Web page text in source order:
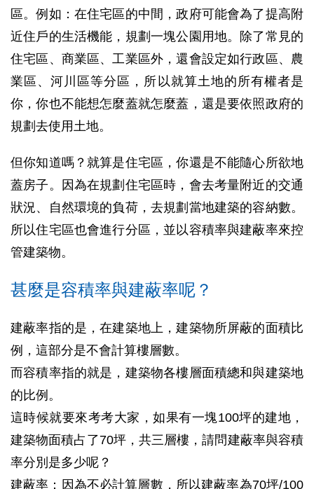
區。例如：在住宅區的中間，政府可能會為了提高附
近住戶的生活機能，規劃一塊公園用地。除了常見的
住宅區、商業區、工業區外，還會設定如行政區、農
業區、河川區等分區，所以就算土地的所有權者是
你，你也不能想怎麼蓋就怎麼蓋，還是要依照政府的
規劃去使用土地。
但你知道嗎？就算是住宅區，你還是不能隨心所欲地
蓋房子。因為在規劃住宅區時，會去考量附近的交通
狀況、自然環境的負荷，去規劃當地建築的容納數。
所以住宅區也會進行分區，並以容積率與建蔽率來控
管建築物。
甚麼是容積率與建蔽率呢？
建蔽率指的是，在建築地上，建築物所屏蔽的面積比
例，這部分是不會計算樓層數。
而容積率指的就是，建築物各樓層面積總和與建築地
的比例。
這時候就要來考考大家，如果有一塊100坪的建地，
建築物面積占了70坪，共三層樓，請問建蔽率與容積
率分別是多少呢？
建蔽率：因為不必計算層數，所以建蔽率為70坪/100